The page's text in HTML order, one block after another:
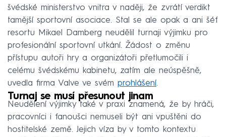
švédské ministerstvo vnitra v naději, že zvrátí verdikt
tamější sportovní asociace. Stal se ale opak a ani šéf
resortu Mikael Damberg neudělil turnaji výjimku pro
profesionální sportovní utkání. Žádost o změnu
přístupu autoři hry a organizátoři přetlumočili i
celému švédskému kabinetu, zatím ale neúspěšně,
uvedla firma Valve ve svém prohlášení.
Turnaj se musí přesunout jinam
Neudělení výjimky také v praxi znamená, že by hráči,
pracovníci i fanoušci nemuseli být ani vpuštěni do
hostitelské země. Jejich víza by v tomto kontextu